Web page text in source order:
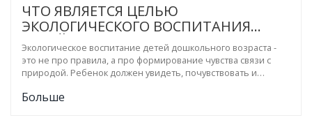
ЧТО ЯВЛЯЕТСЯ ЦЕЛЬЮ
ЭКОЛОГИЧЕСКОГО ВОСПИТАНИЯ
ДЕТЕЙ ДОШКОЛЬНОГО ВОЗРАСТА?
Экологическое воспитание детей дошкольного возраста -
это не про правила, а про формирование чувства связи с
природой. Ребенок должен увидеть, почувствовать и
а не из-за страха или приказа.
Больше